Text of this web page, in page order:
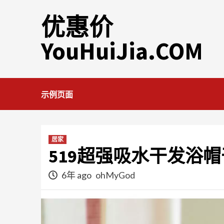
优惠价
YouHuiJia.COM
示例页面
居家
519超强吸水干发浴
6年 ago ohMyGod